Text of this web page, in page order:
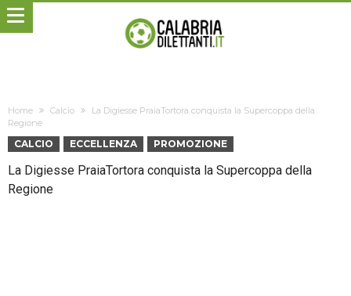
Home Calcio
La Digiesse PraiaTortora conquista la Supercoppa della
Regione
CALCIO ECCELLENZA PROMOZIONE
La Digiesse PraiaTortora conquista la Supercoppa della
Regione